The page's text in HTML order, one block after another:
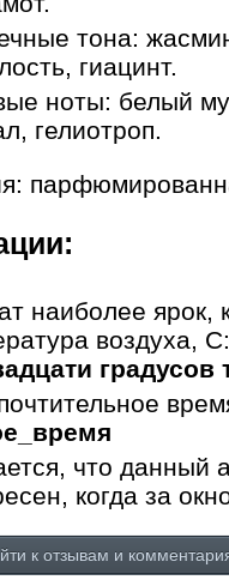
тона:
гиацинт.
ноты: белый
гелиотроп.
наиболее ярок,
воздуха, С:
градусов
что данный
когда за
к отзывам и